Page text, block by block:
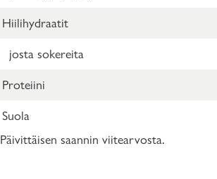
Hiilihydraatit
josta sokereita
Proteiini
Suola
Päivittäisen saannin viitearvosta.